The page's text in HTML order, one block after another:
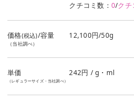
クチコミ数： 0/クチ
価格(税込)/容量
（当社調べ）
12,100円/50g
単価
（レギュラーサイズ・当社調べ）
242円 / g・ml